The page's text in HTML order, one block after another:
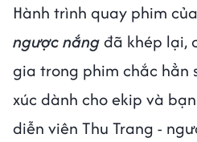
Hành trình quay phim của
ngược nắngđã khép lại,
gia trong phim chắc hẳn
xúc dành cho ekip và
diễn viên Thu Trang -